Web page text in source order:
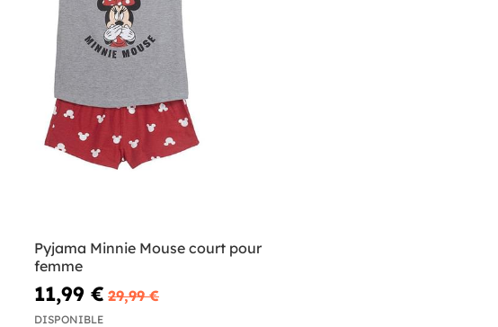
Pyjama Minnie Mouse court pour
femme
11,99 € 29,99 €
DISPONIBLE